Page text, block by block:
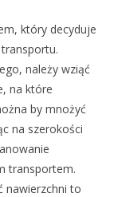
który decyduje
należy wziąć
na które
by mnożyć
na szerokości
transportem.
nawierzchni to